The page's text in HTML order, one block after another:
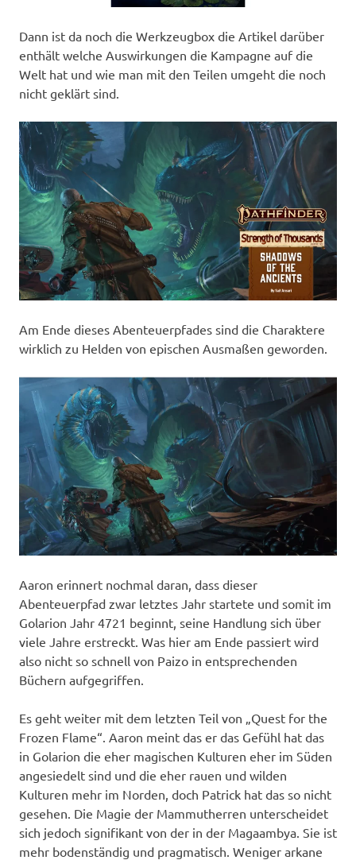
Dann ist da noch die Werkzeugbox die Artikel darüber
enthält welche Auswirkungen die Kampagne auf die
Welt hat und wie man mit den Teilen umgeht die noch
nicht geklärt sind.
Am Ende dieses Abenteuerpfades sind die Charaktere
wirklich zu Helden von epischen Ausmaßen geworden.
Aaron erinnert nochmal daran, dass dieser
Abenteuerpfad zwar letztes Jahr startete und somit im
Golarion Jahr 4721 beginnt, seine Handlung sich über
viele Jahre erstreckt. Was hier am Ende passiert wird
also nicht so schnell von Paizo in entsprechenden
Büchern aufgegriffen.
Es geht weiter mit dem letzten Teil von „Quest for the
Frozen Flame“. Aaron meint das er das Gefühl hat das
in Golarion die eher magischen Kulturen eher im Süden
angesiedelt sind und die eher rauen und wilden
Kulturen mehr im Norden, doch Patrick hat das so nicht
gesehen. Die Magie der Mammutherren unterscheidet
sich jedoch signifikant von der in der Magaambya. Sie ist
mehr bodenständig und pragmatisch. Weniger arkane